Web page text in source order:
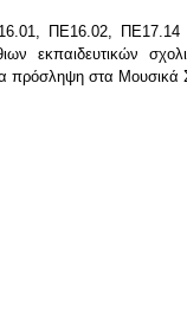
ΠΕ16.02,
εκπαιδευτικών
πρόσληψη στα Μουσικά